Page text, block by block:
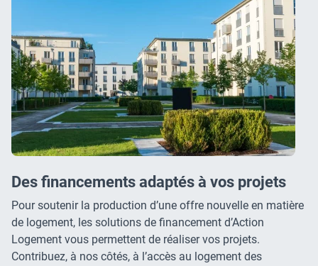
Des financements adaptés à vos projets
Pour soutenir la production d’une offre nouvelle en matière
de logement, les solutions de financement d’Action
Logement vous permettent de réaliser vos projets.
Contribuez, à nos côtés, à l’accès au logement des